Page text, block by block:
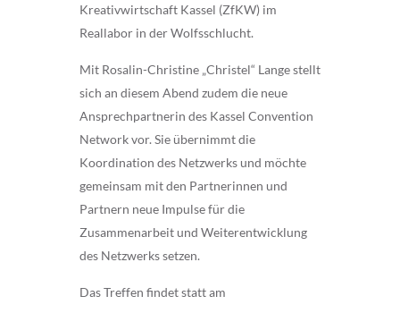
Kreativwirtschaft Kassel (ZfKW) im
Reallabor in der Wolfsschlucht.
Mit Rosalin-Christine „Christel“ Lange stellt
sich an diesem Abend zudem die neue
Ansprechpartnerin des Kassel Convention
Network vor. Sie übernimmt die
Koordination des Netzwerks und möchte
gemeinsam mit den Partnerinnen und
Partnern neue Impulse für die
Zusammenarbeit und Weiterentwicklung
des Netzwerks setzen.
Das Treffen findet statt am